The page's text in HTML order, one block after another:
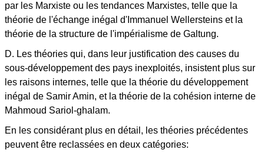
par les Marxiste ou les tendances Marxistes, telle que la
théorie de l'échange inégal d'Immanuel Wellersteins et la
théorie de la structure de l'impérialisme de Galtung.
D. Les théories qui, dans leur justification des causes du
sous-développement des pays inexploités, insistent plus sur
les raisons internes, telle que la théorie du développement
inégal de Samir Amin, et la théorie de la cohésion interne de
Mahmoud Sariol-ghalam.
En les considérant plus en détail, les théories précédentes
peuvent être reclassées en deux catégories: